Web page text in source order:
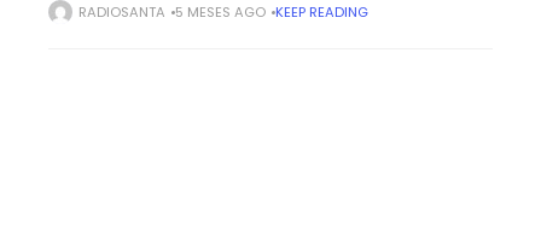
logia. El procurador general de la Nación, Gregorio
RADIOSANTA 5 MESES AGO KEEP READING